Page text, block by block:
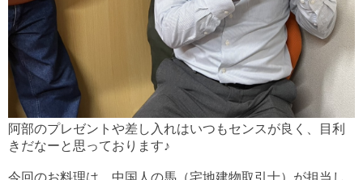
阿部のプレゼントや差し入れはいつもセンスが良く、目利
きだなーと思っております♪
今回のお料理は、中国人の馬（宅地建物取引士）が担当し